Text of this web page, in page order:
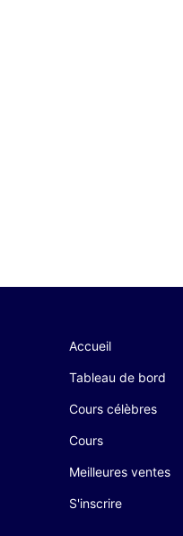
Accueil
Tableau de bord
Cours célèbres
Cours
Meilleures ventes
S'inscrire